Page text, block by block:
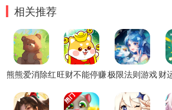
相关推荐
熊熊爱消除红旺财不能停赚极限法则游戏财